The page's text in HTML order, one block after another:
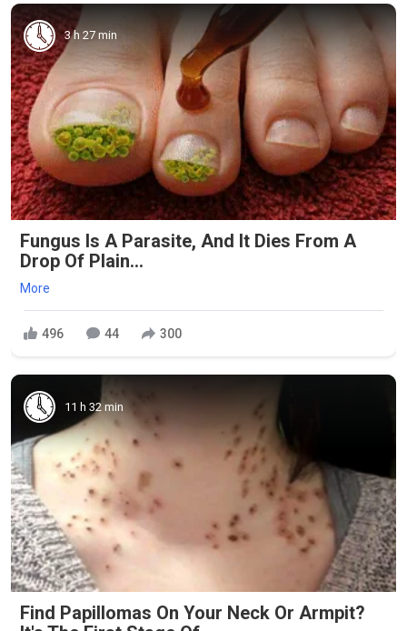
3 h 27 min
Fungus Is A Parasite, And It Dies From A
Drop Of Plain...
More
496 44 300
11 h 32 min
Find Papillomas On Your Neck Or Armpit?